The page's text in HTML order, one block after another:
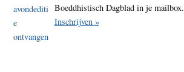
Boeddhistisch Dagblad in je mailbox.
Inschrijven »